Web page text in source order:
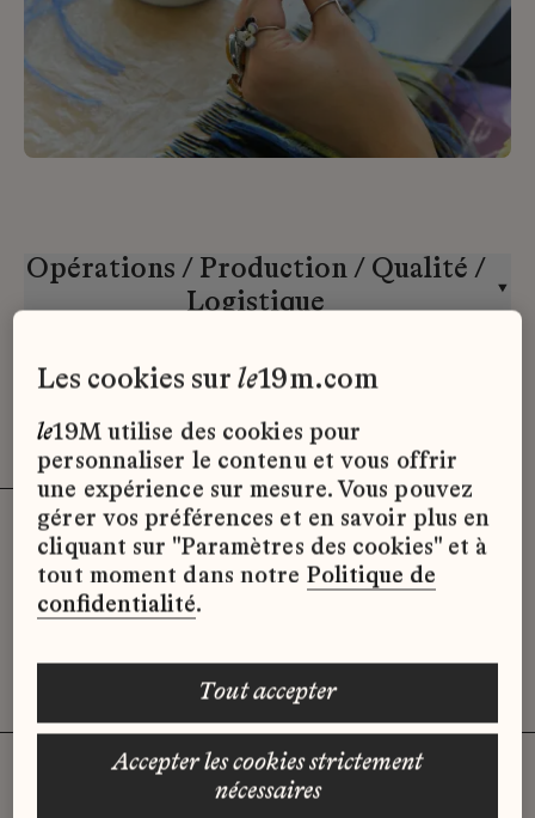
Opérations / Production / Qualité /
Logistique
CDD
Effacer les filtres (3) x
Désolé, il semble qu’il n’y ait pas
d’offres d’emploi disponibles pour le
moment.
les cookies surle19m.com
le19M utilise des cookies pour
personnaliser le contenu et vous offrir
une expérience sur mesure. Vous pouvez
gérer vos préférences et en savoir plus en
cliquant sur "Paramètres des cookies" et à
tout moment dans notre Politique de
confidentialité.
accepter les cookies strictement
nécessaires
tout accepter